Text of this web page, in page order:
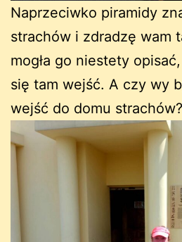
Naprzeciwko piramidy
strachów i zdradzę wam
mogła go niestety
się tam wejść. A czy wy
wejść do domu strachów?